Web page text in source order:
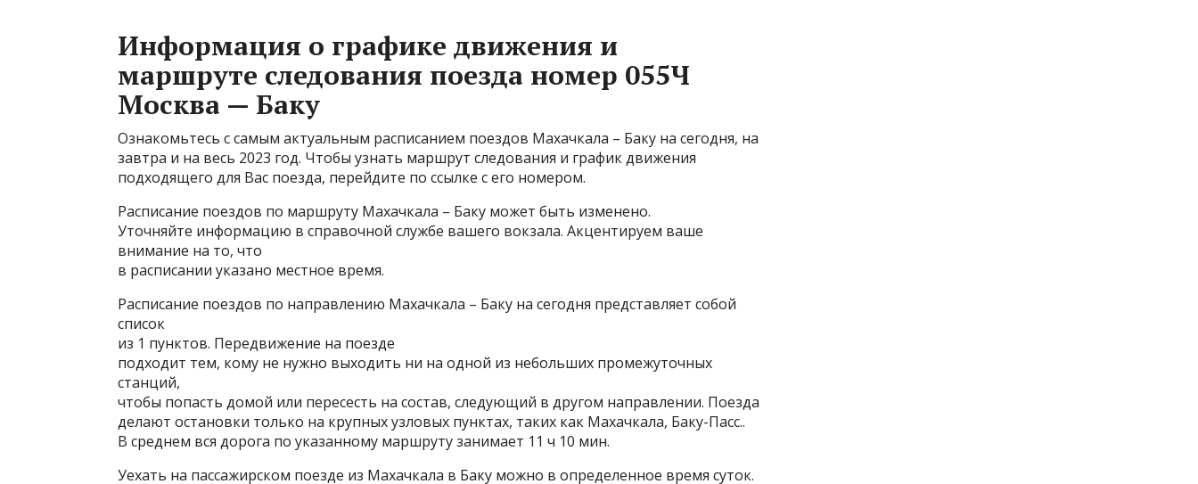
Информация о графике движения и
маршруте следования поезда номер 055Ч
Москва — Баку
Ознакомьтесь с самым актуальным расписанием поездов Махачкала – Баку на сегодня, на
завтра и на весь 2023 год. Чтобы узнать маршрут следования и график движения
подходящего для Вас поезда, перейдите по ссылке с его номером.
Расписание поездов по маршруту Махачкала – Баку может быть изменено.
Уточняйте информацию в справочной службе вашего вокзала. Акцентируем ваше
внимание на то, что
в расписании указано местное время.
Расписание поездов по направлению Махачкала – Баку на сегодня представляет собой
список
из 1 пунктов. Передвижение на поезде
подходит тем, кому не нужно выходить ни на одной из небольших промежуточных
станций,
чтобы попасть домой или пересесть на состав, следующий в другом направлении. Поезда
делают остановки только на крупных узловых пунктах, таких как Махачкала, Баку-Пасс..
В среднем вся дорога по указанному маршруту занимает 11 ч 10 мин.
Уехать на пассажирском поезде из Махачкала в Баку можно в определенное время суток.